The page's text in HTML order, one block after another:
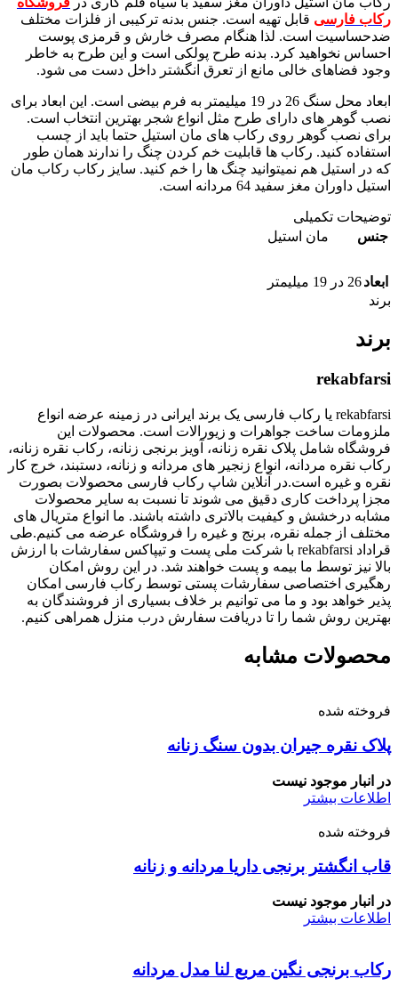
رکاب فارسی قابل تهیه است. جنس بدنه ترکیبی از فلزات مختلف
ضدحساسیت است. لذا هنگام مصرف خارش و قرمزی پوست
احساس نخواهید کرد. بدنه طرح پولکی است و این طرح به خاطر
وجود فضاهای خالی مانع از تعرق انگشتر داخل دست می شود.
ابعاد محل سنگ 26 در 19 میلیمتر به فرم بیضی است. این ابعاد برای
نصب گوهر های دارای طرح مثل انواع شجر بهترین انتخاب است.
برای نصب گوهر روی رکاب های مان استیل حتما باید از چسب
استفاده کنید. رکاب ها قابلیت خم کردن چنگ را ندارند همان طور
که در استیل هم نمیتوانید چنگ ها را خم کنید. سایز رکاب رکاب مان
استیل داوران مغز سفید 64 مردانه است.
توضیحات تکمیلی
جنس
مان استیل
ابعاد26 در 19 میلیمتر
برند
برند
rekabfarsi
rekabfarsi یا رکاب فارسی یک برند ایرانی در زمینه عرضه انواع
ملزومات ساخت جواهرات و زیورالات است. محصولات این
فروشگاه شامل پلاک نقره زنانه، آویز برنجی زنانه، رکاب نقره زنانه،
رکاب نقره مردانه، انواع زنجیر های مردانه و زنانه، دستبند، خرج کار
نقره و غیره است.در آنلاین شاپ رکاب فارسی محصولات بصورت
مجزا پرداخت کاری دقیق می شوند تا نسبت به سایر محصولات
مشابه درخشش و کیفیت بالاتری داشته باشند. ما انواع متریال های
مختلف از جمله نقره، برنج و غیره را فروشگاه عرضه می کنیم.طی
قراداد rekabfarsi با شرکت ملی پست و تیپاکس سفارشات با ارزش
بالا نیز توسط ما بیمه و پست خواهند شد. در این روش امکان
رهگیری اختصاصی سفارشات پستی توسط رکاب فارسی امکان
پذیر خواهد بود و ما می توانیم بر خلاف بسیاری از فروشندگان به
بهترین روش شما را تا دریافت سفارش درب منزل همراهی کنیم.
محصولات مشابه
فروخته شده
پلاک نقره جیران بدون سنگ زنانه
در انبار موجود نیست
اطلاعات بیشتر
فروخته شده
قاب انگشتر برنجی داریا مردانه و زنانه
در انبار موجود نیست
اطلاعات بیشتر
رکاب برنجی نگین مربع لنا مدل مردانه